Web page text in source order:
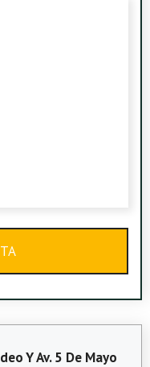
Y Av. 5 De Mayo